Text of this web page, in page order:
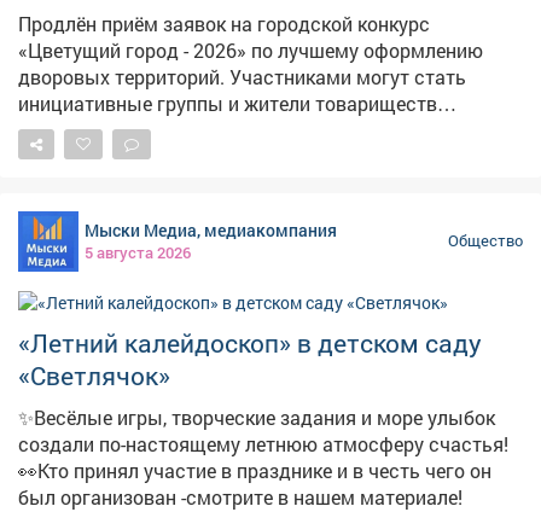
Продлён приём заявок на городской конкурс
«Цветущий город - 2026» по лучшему оформлению
дворовых территорий. Участниками могут стать
инициативные группы и жители товариществ
собственников жилья и многоквартирных домов.
Номинации следующие: 🌼 «Лучшая клумба-цветник»
🌻 «Цветущий балкон» 🌹 «Цветочный кадр»
(фотоконкурс) 🪻 «Управляю, цветами украшаю» 💐
«Ботанический бунт» 🪷 «Мой цветущий дом» Заявки
на участие принимаются в печатном или электронном
виде: - г.Междуреченск, пр.Строителей, 20а, кабинет
420 - эл. адрес: replan@mrech.ru 📞 Телефон для
справок: 2-82-77. Положение о конкурсе размещено на
https://mrech.ru/media/texteditor/2026/06/26/20260626-
1162.pdf
Мыски Медиа, медиакомпания
5 августа 2026
Общество
«Летний калейдоскоп» в детском саду
«Светлячок»
✨Весёлые игры, творческие задания и море улыбок
создали по-настоящему летнюю атмосферу счастья!
👀Кто принял участие в празднике и в честь чего он
был организован -смотрите в нашем материале!